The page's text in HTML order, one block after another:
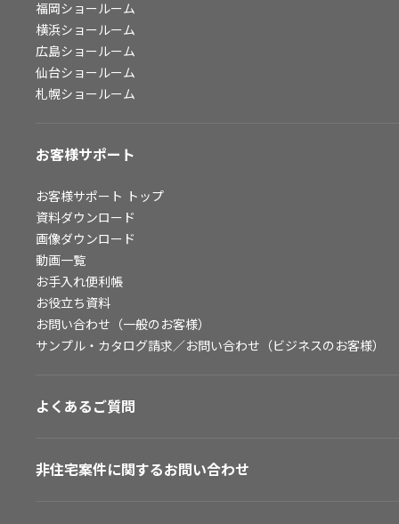
福岡ショールーム
横浜ショールーム
広島ショールーム
仙台ショールーム
札幌ショールーム
お客様サポート
お客様サポート トップ
資料ダウンロード
画像ダウンロード
動画一覧
お手入れ便利帳
お役立ち資料
お問い合わせ（一般のお客様）
サンプル・カタログ請求／お問い合わせ（ビジネスのお客様）
よくあるご質問
非住宅案件に関するお問い合わせ